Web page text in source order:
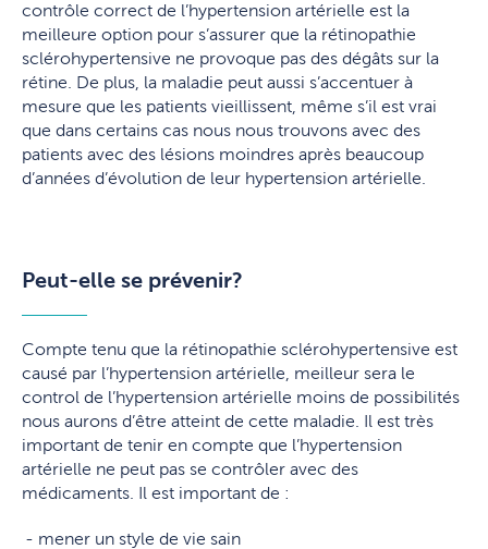
contrôle correct de l’hypertension artérielle est la
meilleure option pour s’assurer que la rétinopathie
sclérohypertensive ne provoque pas des dégâts sur la
rétine. De plus, la maladie peut aussi s’accentuer à
mesure que les patients vieillissent, même s’il est vrai
que dans certains cas nous nous trouvons avec des
patients avec des lésions moindres après beaucoup
d’années d’évolution de leur hypertension artérielle.
Peut-elle se prévenir?
Compte tenu que la rétinopathie sclérohypertensive est
causé par l’hypertension artérielle, meilleur sera le
control de l’hypertension artérielle moins de possibilités
nous aurons d’être atteint de cette maladie. Il est très
important de tenir en compte que l’hypertension
artérielle ne peut pas se contrôler avec des
médicaments. Il est important de :
mener un style de vie sain